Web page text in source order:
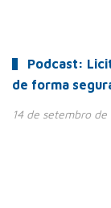
Podcast:
de forma
14 de setembro